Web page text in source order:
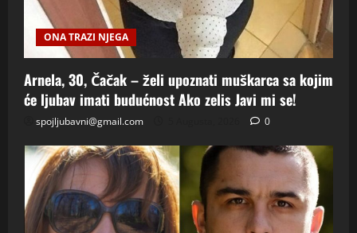
ONA TRAZI NJEGA
Arnela, 30, Čačak – želi upoznati muškarca sa kojim
će ljubav imati budućnost Ako zelis Javi mi se!
spojljubavni@gmail.com 0